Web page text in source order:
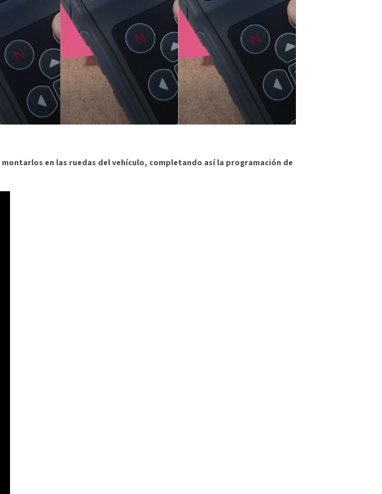
montarlos en las ruedas del vehículo, completando así la programación de